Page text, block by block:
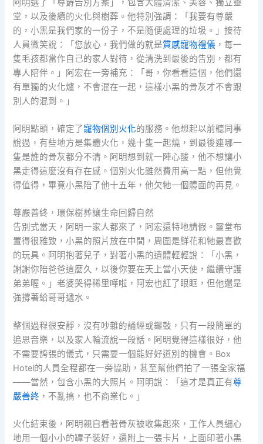
堂，以及後續的火化與樹葬。他特別強調：「我要有尊嚴
的，小黑是我們家的一份子，不是隨便處理的垃圾。」接待
人員微笑說：「您放心，我們做的就是質感寵物禮儀 ，每一
隻毛孩都當作自己的家人對待，從清洗到最後的告別，都有
專人陪伴。」阿宏在一旁補充：「哥，你看看這個，他們還
有單獨的火化爐，不會混在一起，這樣小黑的骨灰才不會跟
別人的混到。」
阿明點頭，確定了寵物個別火化的服務。他想起以前聽同事
說過，有些地方是集體火化，幾十隻一起燒，到最後連哪一
隻是誰的骨灰都分不清。阿明想到就一陣心酸，他不想讓小
黑走得這麼沒有存在感。個別火化雖然費用高一點，但他覺
得值得，畢竟小黑陪了他十五年，他欠牠一個體面的再見。
尊嚴善終，環保樹葬讓生命回歸自然
告別式當天，阿明一家人都來了，阿宏還特地請假。靈堂布
置得很雅致，小黑的照片放在中間，周圍是鮮花和牠最喜歡
的玩具。阿明抱著兒子，對著小黑的遺體輕輕說：「小黑，
謝謝你陪爸爸這麼久，以後你要在天上當小天使，繼續守護
弟弟喔。」老婆哭得稀里嘩啦，阿宏也紅了眼眶，但他還是
強撐著給哥哥遞水。
整個過程很安靜，沒有吵雜的誦經或鑼鼓，只有一段簡單的
追思音樂，以及家人輪流說一段話。阿明覺得這樣很好，他
不需要誇張的儀式，只需要一個能好好道別的機會。Box
Hotel的人員全程都在一旁協助，甚至幫他們拍了一張全家福
——當然，包含小黑的大照片。阿明說：「這才是真正有尊
嚴善終 ，不亂搞，也不商業化。」
火化結束後，阿明親自看著骨灰被收集起來，工作人員細心
地用一個小小的罈子裝好，還附上一張卡片，上面印著小黑